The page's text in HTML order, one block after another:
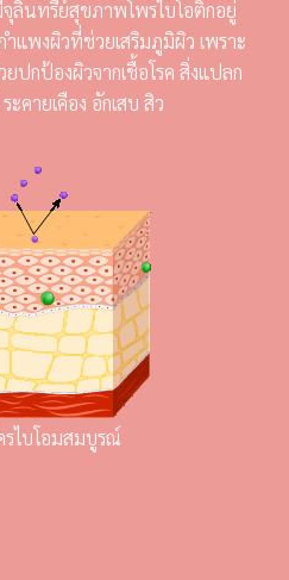
ลินทรีย์สุขภาพโพรไบโอติกอยู่
พงผิวที่ช่วยเสริมภูมิผิว เพราะ
ปกป้องผิวจากเชื้อโรค สิ่งแปลก
คายเคือง อักเสบ สิว
รไบโอมสมบูรณ์